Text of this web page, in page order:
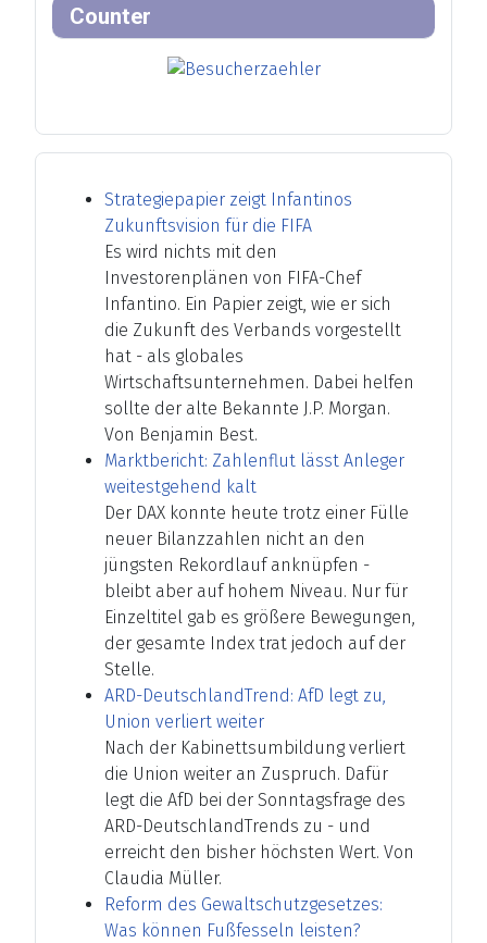
Counter
Strategiepapier zeigt Infantinos
Zukunftsvision für die FIFA
Es wird nichts mit den
Investorenplänen von FIFA-Chef
Infantino. Ein Papier zeigt, wie er sich
die Zukunft des Verbands vorgestellt
hat - als globales
Wirtschaftsunternehmen. Dabei helfen
sollte der alte Bekannte J.P. Morgan.
Von Benjamin Best.
Marktbericht: Zahlenflut lässt Anleger
weitestgehend kalt
Der DAX konnte heute trotz einer Fülle
neuer Bilanzzahlen nicht an den
jüngsten Rekordlauf anknüpfen -
bleibt aber auf hohem Niveau. Nur für
Einzeltitel gab es größere Bewegungen,
der gesamte Index trat jedoch auf der
Stelle.
ARD-DeutschlandTrend: AfD legt zu,
Union verliert weiter
Nach der Kabinettsumbildung verliert
die Union weiter an Zuspruch. Dafür
legt die AfD bei der Sonntagsfrage des
ARD-DeutschlandTrends zu - und
erreicht den bisher höchsten Wert. Von
Claudia Müller.
Reform des Gewaltschutzgesetzes:
Was können Fußfesseln leisten?